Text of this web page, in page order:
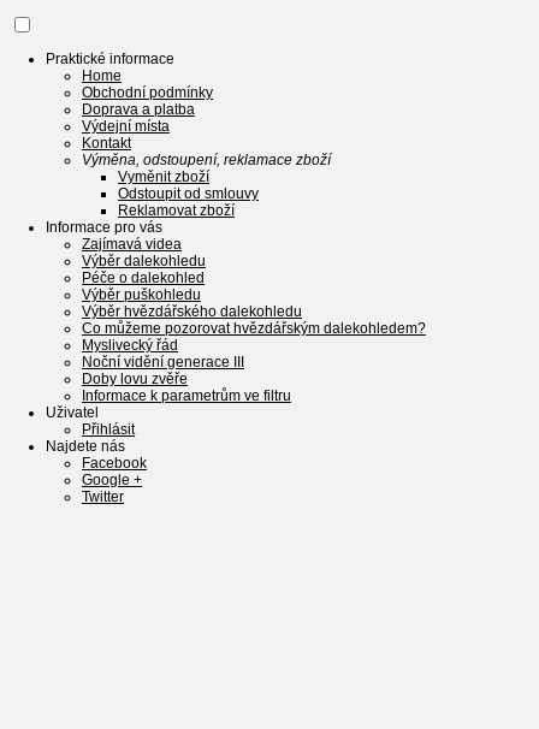
Praktické informace
Home
Obchodní podmínky
Doprava a platba
Výdejní místa
Kontakt
Výměna, odstoupení, reklamace zboží
Vyměnit zboží
Odstoupit od smlouvy
Reklamovat zboží
Informace pro vás
Zajímavá videa
Výběr dalekohledu
Péče o dalekohled
Výběr puškohledu
Výběr hvězdářského dalekohledu
Co můžeme pozorovat hvězdářským dalekohledem?
Myslivecký řád
Noční vidění generace III
Doby lovu zvěře
Informace k parametrům ve filtru
Uživatel
Přihlásit
Najdete nás
Facebook
Google +
Twitter